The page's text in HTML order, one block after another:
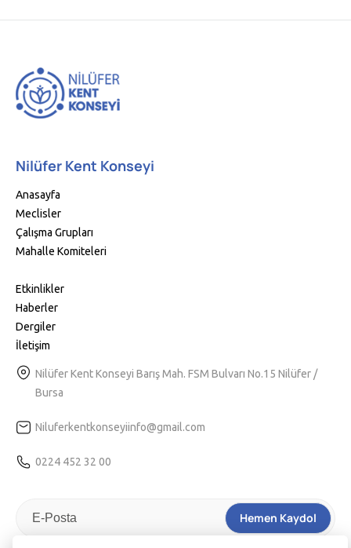
Nilüfer Kent Konseyi
Anasayfa
Meclisler
Çalışma Grupları
Mahalle Komiteleri
Etkinlikler
Haberler
Dergiler
İletişim
Nilüfer Kent Konseyi Barış Mah. FSM Bulvarı No.15 Nilüfer /
Bursa
Niluferkentkonseyiinfo@gmail.com
0224 452 32 00
Hemen Kaydol